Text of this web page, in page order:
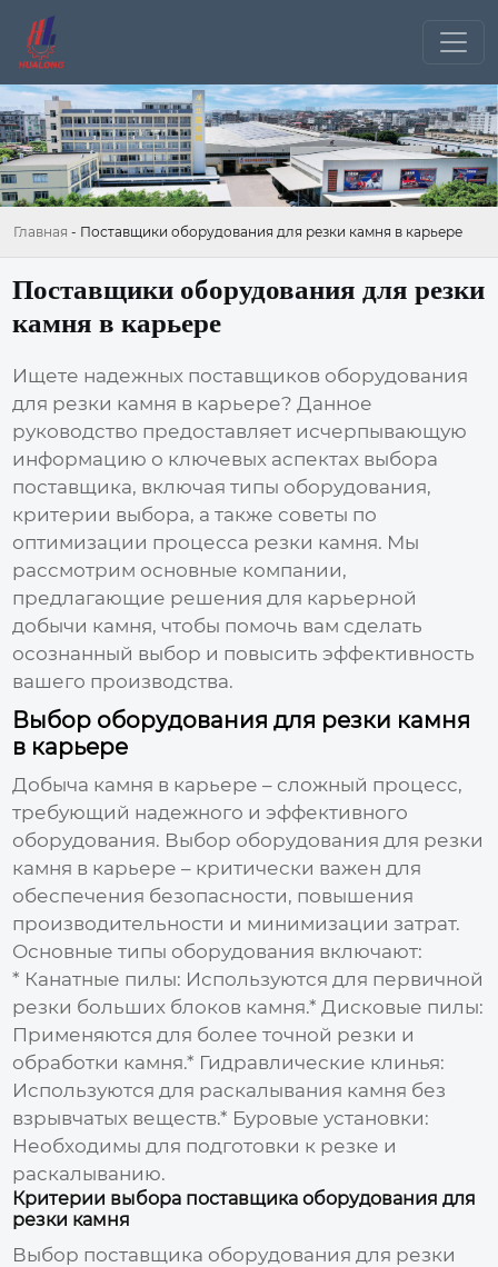
Главная - Поставщики оборудования для резки камня в карьере
Поставщики оборудования для резки
камня в карьере
Ищете надежных поставщиков оборудования
для резки камня в карьере? Данное
руководство предоставляет исчерпывающую
информацию о ключевых аспектах выбора
поставщика, включая типы оборудования,
критерии выбора, а также советы по
оптимизации процесса резки камня. Мы
рассмотрим основные компании,
предлагающие решения для карьерной
добычи камня, чтобы помочь вам сделать
осознанный выбор и повысить эффективность
вашего производства.
Выбор оборудования для резки камня
в карьере
Добыча камня в карьере – сложный процесс,
требующий надежного и эффективного
оборудования. Выбор оборудования для резки
камня в карьере – критически важен для
обеспечения безопасности, повышения
производительности и минимизации затрат.
Основные типы оборудования включают:
* Канатные пилы: Используются для первичной
резки больших блоков камня.* Дисковые пилы:
Применяются для более точной резки и
обработки камня.* Гидравлические клинья:
Используются для раскалывания камня без
взрывчатых веществ.* Буровые установки:
Необходимы для подготовки к резке и
раскалыванию.
Критерии выбора поставщика оборудования для
резки камня
Выбор поставщика оборудования для резки